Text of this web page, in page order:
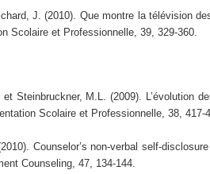
J. (2010). Que montre la télévision
Scolaire et Professionnelle, 39, 329-360.
Steinbruckner, M.L. (2009). L’évolution
Scolaire et Professionnelle, 38, 417-
Counselor’s non-verbal self-
Counseling, 47, 134-144.